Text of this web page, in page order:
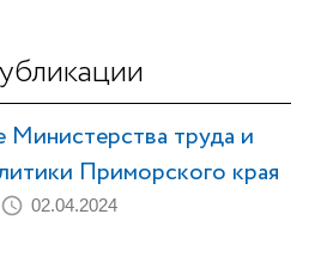
Министерства труда и
Приморского края
02.04.2024